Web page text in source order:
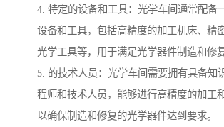
4. 特定的设备和工具：光学车间通常配备
设备和工具，包括高精度的加工机床、精
光学工具等，用于满足光学器件制造和修
5. 的技术人员：光学车间需要拥有具备知
程师和技术人员，能够进行高精度的加工
以确保制造和修复的光学器件达到要求。